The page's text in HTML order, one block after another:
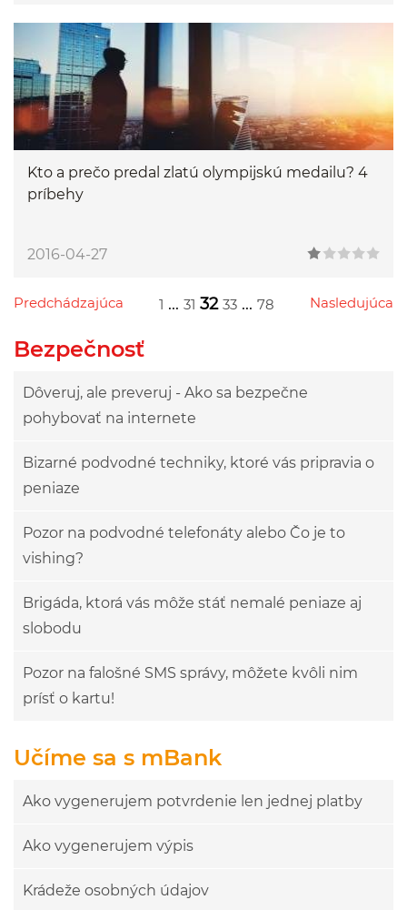
Kto a prečo predal zlatú olympijskú medailu? 4
príbehy
2016-04-27
Predchádzajúca
Przejdź do poprzedniej strony 1 ... 31 32 33 ... 78 Nasledujúca
Przejdź do następnej strony
Bezpečnosť
Dôveruj, ale preveruj - Ako sa bezpečne
pohybovať na internete
Bizarné podvodné techniky, ktoré vás pripravia o
peniaze
Pozor na podvodné telefonáty alebo Čo je to
vishing?
Brigáda, ktorá vás môže stáť nemalé peniaze aj
slobodu
Pozor na falošné SMS správy, môžete kvôli nim
prísť o kartu!
Učíme sa s mBank
Ako vygenerujem potvrdenie len jednej platby
Ako vygenerujem výpis
Krádeže osobných údajov